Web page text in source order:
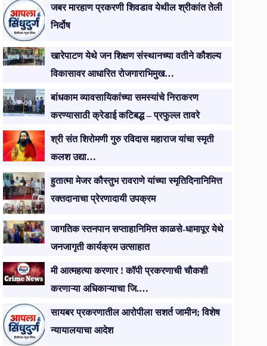
जबर मारहाण प्रकरणी शिवडाव येथील श्रीकांत तेली
निर्दोष
खारेपाटण येथे जन शिक्षण संस्थानच्या वतीने कौशल्य
विकासावर आधारित रोजगाराभिमुख…
बांधकाम व्यावसायिकांच्या समस्यांचे निराकरण
करण्यासाठी क्रेडाई कटिबद्ध – प्रफुल्ल तावरे
श्री संत शिरोमणी गुरु रविदास महाराज यांचा स्मृती
कलश उद्या…
हुतात्मा मेजर कौस्तुभ रावराणे यांच्या स्मृतिदिनानिमित्त
रक्तदानाचा प्रेरणादायी उपक्रम
जागतिक स्तनपान सप्ताहानिमित्त काळसे-धामापूर येथे
जनजागृती कार्यक्रम उत्साहात
मी आत्महत्या करणार ! कॉपी प्रकरणाची चौकशी
करणाऱ्या अधिकाऱ्याचा जि.…
सायबर प्रकरणातील आरोपीला सशर्त जामीन; विशेष
न्यायालयाचा आदेश